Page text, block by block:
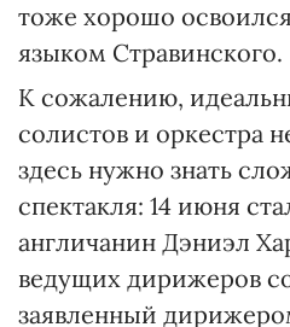
тоже хорошо
языком Стравинского.
К сожалению,
солистов и оркестра
здесь нужно знать
спектакля: 14 июня
англичанин Дэниэл
ведущих дирижеров
заявленный